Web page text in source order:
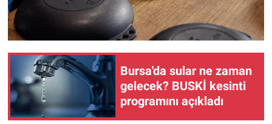
Bursa'da sular ne zaman
gelecek? BUSKİ kesinti
programını açıkladı